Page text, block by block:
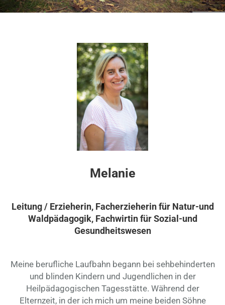
Melanie
Leitung / Erzieherin, Facherzieherin für Natur-und
Waldpädagogik, Fachwirtin für Sozial-und
Gesundheitswesen
Meine berufliche Laufbahn begann bei sehbehinderten
und blinden Kindern und Jugendlichen in der
Heilpädagogischen Tagesstätte. Während der
Elternzeit, in der ich mich um meine beiden Söhne